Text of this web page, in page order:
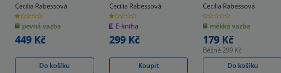
Cecilia Rabessová
1.0
z
5
hvězdiček
pevná vazba
449 Kč
Do košíku
Cecilia Rabessová
1.0
z
5
hvězdiček
E-kniha
299 Kč
Koupit
Cecilia Rabessová
0.0
z
5
hvězdiček
měkká vazba
179 Kč
Běžně299 Kč
Do košíku